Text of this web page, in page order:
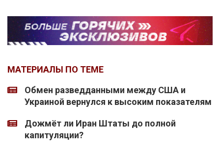
МАТЕРИАЛЫ ПО ТЕМЕ
Обмен разведданными между США и
Украиной вернулся к высоким показателям
Дожмёт ли Иран Штаты до полной
капитуляции?